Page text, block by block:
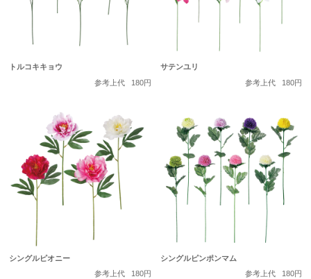
トルコキキョウ
参考上代
180円
サテンユリ
参考上代
180円
シングルピオニー
参考上代
180円
シングルピンポンマム
参考上代
180円